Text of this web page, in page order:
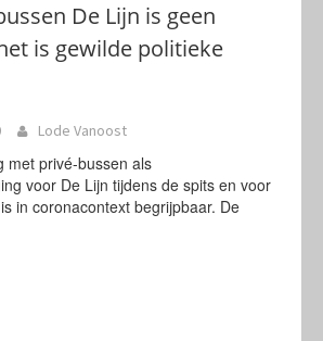
De Lijn is geen
is gewilde politieke
Lode Vanoost
met privé-bussen als
voor De Lijn tijdens de spits en voor
in coronacontext begrijpbaar. De